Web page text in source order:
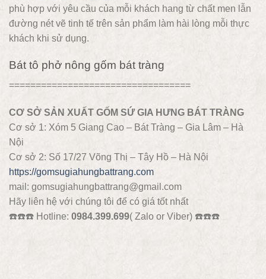
phù hợp với yêu cầu của mỗi khách hang từ chất men lẫn
đường nét vẽ tinh tế trên sản phẩm làm hài lòng mỗi thực
khách khi sử dụng.
Bát tô phở nông gốm bát tràng
==================================
CƠ SỞ SẢN XUẤT GỐM SỨ GIA HƯNG BÁT TRÀNG
Cơ sở 1: Xóm 5 Giang Cao – Bát Tràng – Gia Lâm – Hà
Nội
Cơ sở 2: Số 17/27 Võng Thị – Tây Hồ – Hà Nội
https://gomsugiahungbattrang.com
mail: gomsugiahungbattrang@gmail.com
Hãy liên hệ với chúng tôi để có giá tốt nhất
☎️☎️☎️ Hotline: 0984.399.699( Zalo or Viber) ☎️☎️☎️